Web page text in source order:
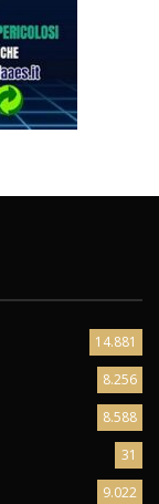
14.881
8.256
8.588
31
9.022